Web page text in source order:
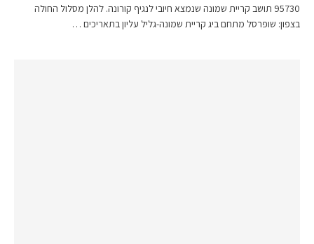
95730 תושב קריית שמונה שנמצא חיובי לנגיף קורונה. להלן מסלול החולה
בצפון: שופרסל מתחם ביג קריית שמונה-גליל עליון בתאריכים …